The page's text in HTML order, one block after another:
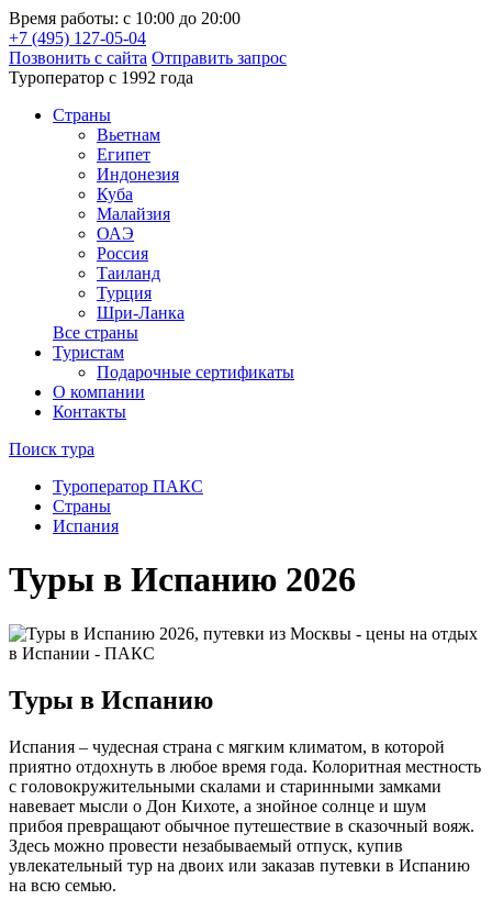
Время работы: с 10:00 до 20:00
+7 (495) 127-05-04
Позвонить с сайта Отправить запрос
Туроператор с 1992 года
Cтраны
Вьетнам
Египет
Индонезия
Куба
Малайзия
ОАЭ
Россия
Таиланд
Турция
Шри-Ланка
Все страны
Туристам
Подарочные сертификаты
О компании
Контакты
Поиск тура
Туроператор ПАКС
Cтраны
Испания
Туры в Испанию 2026
Туры в Испанию
Испания – чудесная страна с мягким климатом, в которой
приятно отдохнуть в любое время года. Колоритная местность
с головокружительными скалами и старинными замками
навевает мысли о Дон Кихоте, а знойное солнце и шум
прибоя превращают обычное путешествие в сказочный вояж.
Здесь можно провести незабываемый отпуск, купив
увлекательный тур на двоих или заказав путевки в Испанию
на всю семью.